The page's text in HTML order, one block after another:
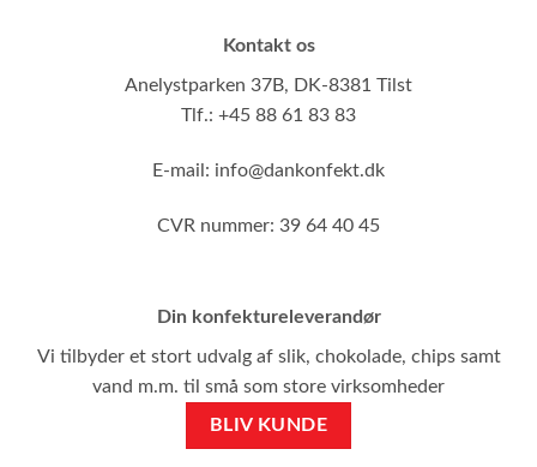
Kontakt os
Anelystparken 37B, DK-8381 Tilst
Tlf.: +45 88 61 83 83
E-mail: info@dankonfekt.dk
CVR nummer: 39 64 40 45
Din konfektureleverandør
Vi tilbyder et stort udvalg af slik, chokolade, chips samt
vand m.m. til små som store virksomheder
BLIV KUNDE